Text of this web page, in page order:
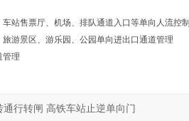
站售票厅、机场、排队通道入口等单向人流控制
游景区、游乐园、公园单向进出口通道管理
管理